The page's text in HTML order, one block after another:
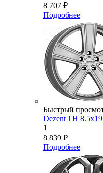
8 707 ₽
Подробнее
Быстрый
Dezent TH
1
8 839 ₽
Подробнее